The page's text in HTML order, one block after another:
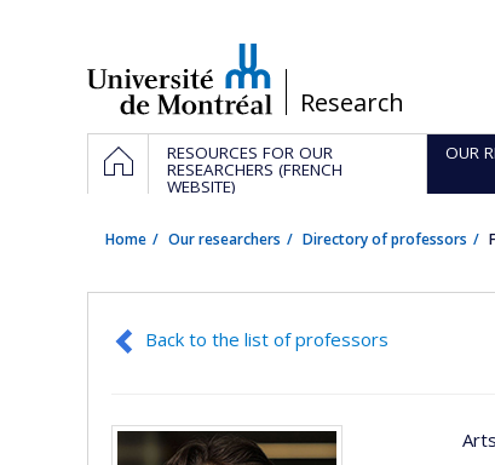
/Research
Navigation
principale
HOMERESOURCES FOR OUR
RESEARCHERS (FRENCH
WEBSITE)
OUR
Home Our researchers Directory of professors
Back to the list of professors